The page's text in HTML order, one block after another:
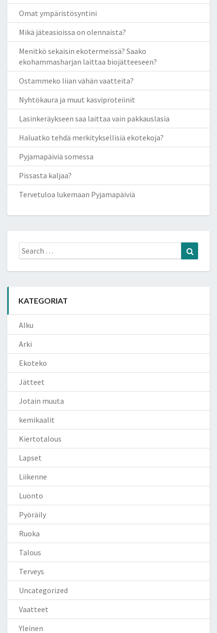
Omat ympäristösyntini
Mikä jäteasioissa on olennaista?
Menitkö sekaisin ekotermeissä? Saako
ekohammasharjan laittaa biojätteeseen?
Ostammeko liian vähän vaatteita?
Nyhtökaura ja muut kasviproteiinit
Lasinkeräykseen saa laittaa vain pakkauslasia
Haluatko tehdä merkityksellisiä ekotekoja?
Pyjamapäiviä somessa
Pissasta kaljaa?
Tervetuloa lukemaan Pyjamapäiviä
Search
for:
KATEGORIAT
Alku
Arki
Ekoteko
Jätteet
Jotain muuta
kemikaalit
Kiertotalous
Lapset
Liikenne
Luonto
Pyöräily
Ruoka
Talous
Terveys
Uncategorized
Vaatteet
Yleinen